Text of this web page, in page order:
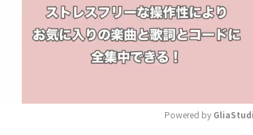
Powered by